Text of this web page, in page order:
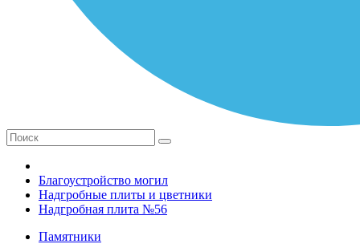
Благоустройство могил
Надгробные плиты и цветники
Надгробная плита №56
Памятники